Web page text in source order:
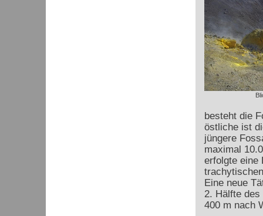
besteht die
östliche ist
jüngere
maximal
erfolgte eine
Eine neue
2. Hälfte
400 m nach